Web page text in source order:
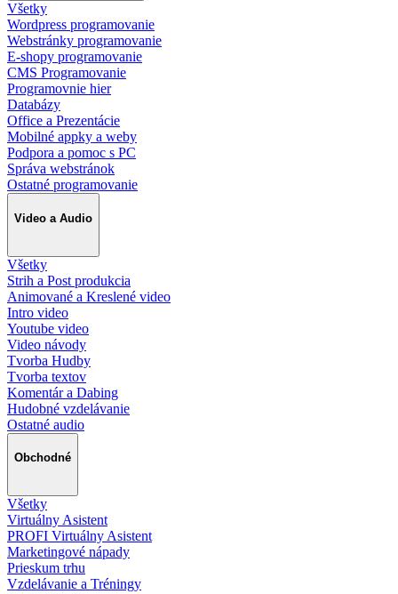
Všetky
Wordpress programovanie
Webstránky programovanie
E-shopy programovanie
CMS Programovanie
Programovnie hier
Databázy
Office a Prezentácie
Mobilné appky a weby
Podpora a pomoc s PC
Správa webstránok
Ostatné programovanie
Video a Audio
Všetky
Strih a Post produkcia
Animované a Kreslené video
Intro video
Youtube video
Video návody
Tvorba Hudby
Tvorba textov
Komentár a Dabing
Hudobné vzdelávanie
Ostatné audio
Obchodné
Všetky
Virtuálny Asistent
PROFI Virtuálny Asistent
Marketingové nápady
Prieskum trhu
Vzdelávanie a Tréningy